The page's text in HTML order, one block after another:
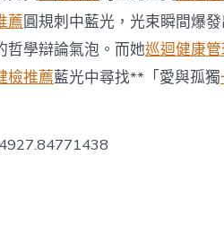
目
米
協
議〉
中
薦圓規刺中藍光，光束瞬間爆
哲學辯論氣泡。而她巡迴健康
檢推薦藍光中尋找**「愛與孤獨